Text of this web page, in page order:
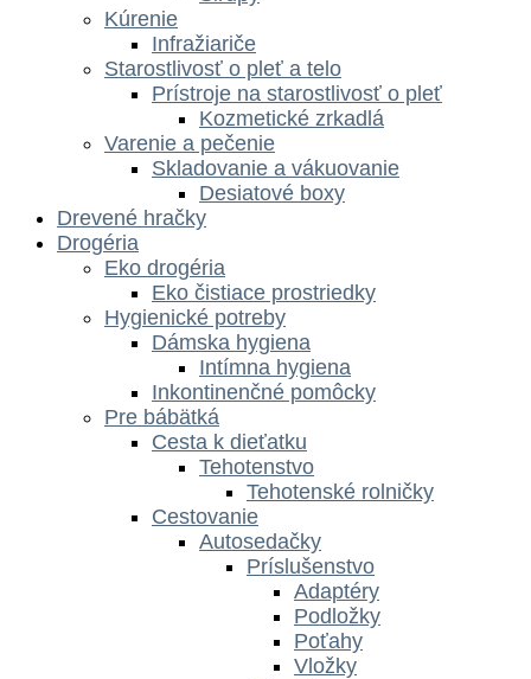
Kúrenie
Infražiariče
Starostlivosť o pleť a telo
Prístroje na starostlivosť o pleť
Kozmetické zrkadlá
Varenie a pečenie
Skladovanie a vákuovanie
Desiatové boxy
Drevené hračky
Drogéria
Eko drogéria
Eko čistiace prostriedky
Hygienické potreby
Dámska hygiena
Intímna hygiena
Inkontinenčné pomôcky
Pre bábätká
Cesta k dieťatku
Tehotenstvo
Tehotenské rolničky
Cestovanie
Autosedačky
Príslušenstvo
Adaptéry
Podložky
Poťahy
Vložky